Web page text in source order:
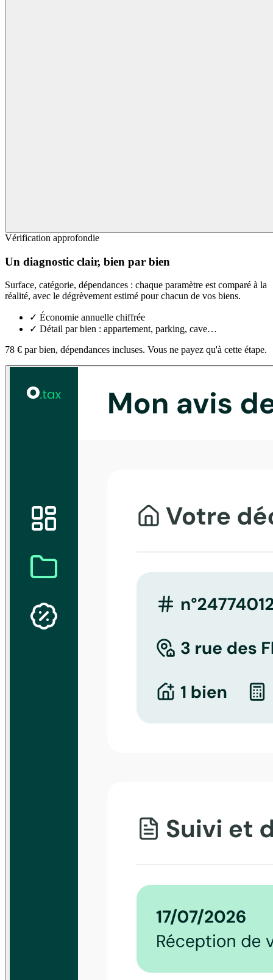
Vérification approfondie
Un diagnostic clair, bien par bien
Surface, catégorie, dépendances : chaque paramètre est comparé à la
réalité, avec le dégrèvement estimé pour chacun de vos biens.
✓ Économie annuelle chiffrée
✓ Détail par bien : appartement, parking, cave…
78 € par bien, dépendances incluses. Vous ne payez qu'à cette étape.